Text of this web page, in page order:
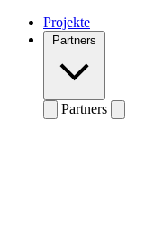
Projekte
Partners
Partners